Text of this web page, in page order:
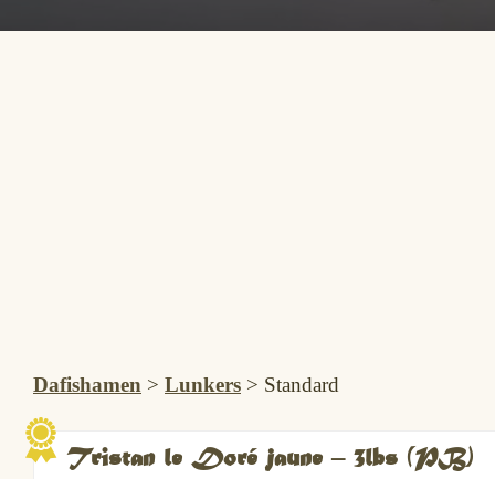
Dafishamen > Lunkers > Standard
Tristan le Doré jaune – 3lbs (PB)